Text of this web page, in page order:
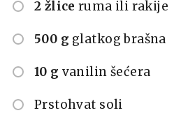
2 žlice ruma ili rakije
500 g glatkog brašna
10 g vanilin šećera
Prstohvat soli